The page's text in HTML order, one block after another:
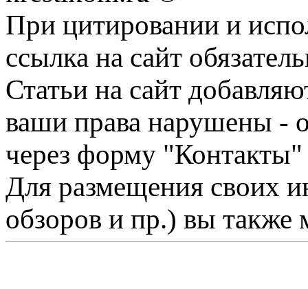
При цитировании и
ссылка на сайт
Статьи на сайт
ваши права нарушены -
через форму "Контакты"
Для размещения своих
обзоров и пр.) вы также